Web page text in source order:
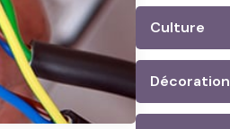
Culture
Décoration